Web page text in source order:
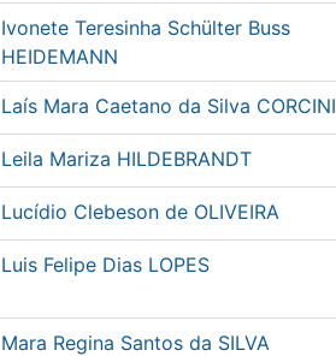
Ivonete Teresinha Schülter Buss
HEIDEMANN
Laís Mara Caetano da Silva CORCINI
Leila Mariza HILDEBRANDT
Lucídio Clebeson de OLIVEIRA
Luis Felipe Dias LOPES
Mara Regina Santos da SILVA